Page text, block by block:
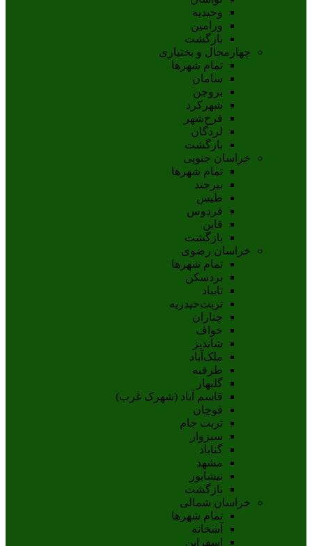
وحیدیه
ورامین
بازگشت
چهارمحال و بختیاری
تمام شهر‌ها
سامان
بروجن
شهرکرد
فرخ‌شهر
لردگان
بازگشت
خراسان جنوبی
تمام شهر‌ها
بيرجند
طبس
فردوس
قاين
بازگشت
خراسان رضوی
تمام شهر‌ها
بردسکن
تایباد
تربت‌حیدریه
چناران
خواف
شاندیز
ملک‌آباد
طرقبه
گلبهار
قاسم آباد (شهرک غرب)
قوچان
تربت جام
سبزوار
گناباد
مشهد
نيشابور
بازگشت
خراسان شمالی
تمام شهر‌ها
آشخانه
اسفراين